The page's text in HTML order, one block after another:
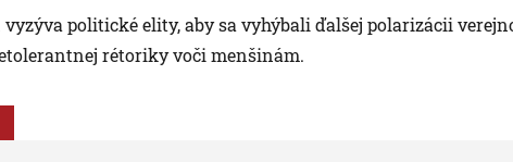
politické elity, aby sa vyhýbali ďalšej polarizácii
rétoriky voči menšinám.